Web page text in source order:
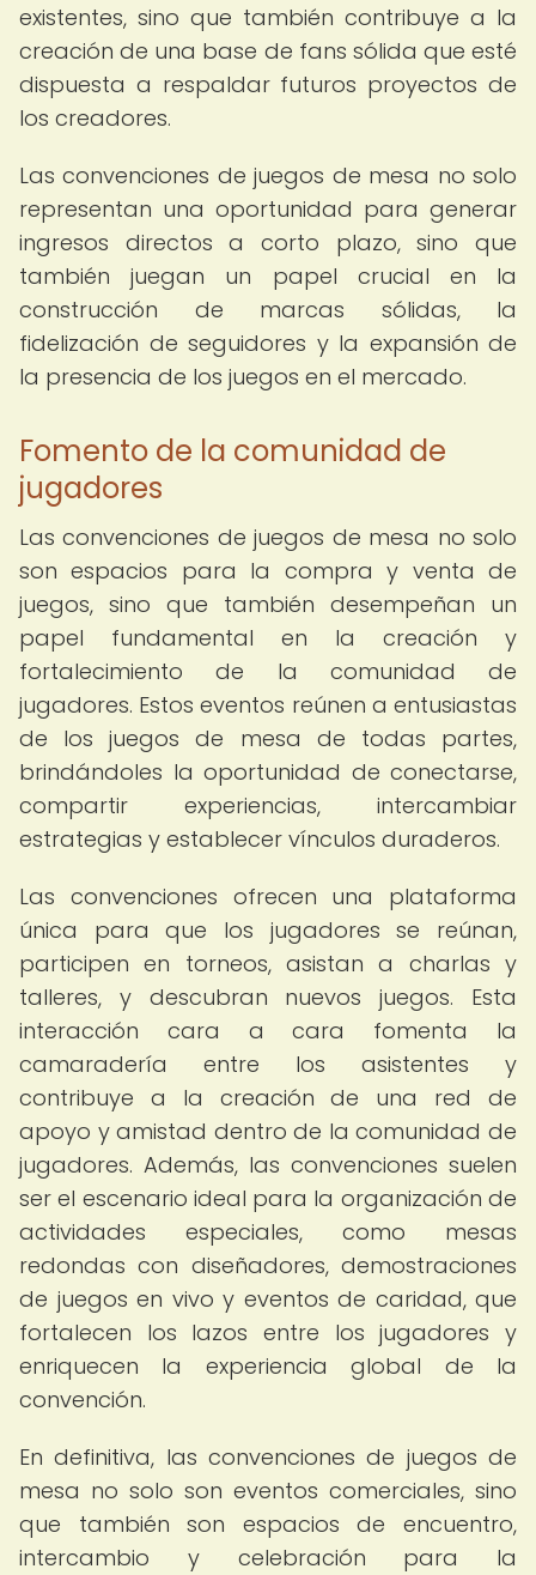
existentes, sino que también contribuye a la
creación de una base de fans sólida que esté
dispuesta a respaldar futuros proyectos de
los creadores.
Las convenciones de juegos de mesa no solo
representan una oportunidad para generar
ingresos directos a corto plazo, sino que
también juegan un papel crucial en la
construcción de marcas sólidas, la
fidelización de seguidores y la expansión de
la presencia de los juegos en el mercado.
Fomento de la comunidad de
jugadores
Las convenciones de juegos de mesa no solo
son espacios para la compra y venta de
juegos, sino que también desempeñan un
papel fundamental en la creación y
fortalecimiento de la comunidad de
jugadores. Estos eventos reúnen a entusiastas
de los juegos de mesa de todas partes,
brindándoles la oportunidad de conectarse,
compartir experiencias, intercambiar
estrategias y establecer vínculos duraderos.
Las convenciones ofrecen una plataforma
única para que los jugadores se reúnan,
participen en torneos, asistan a charlas y
talleres, y descubran nuevos juegos. Esta
interacción cara a cara fomenta la
camaradería entre los asistentes y
contribuye a la creación de una red de
apoyo y amistad dentro de la comunidad de
jugadores. Además, las convenciones suelen
ser el escenario ideal para la organización de
actividades especiales, como mesas
redondas con diseñadores, demostraciones
de juegos en vivo y eventos de caridad, que
fortalecen los lazos entre los jugadores y
enriquecen la experiencia global de la
convención.
En definitiva, las convenciones de juegos de
mesa no solo son eventos comerciales, sino
que también son espacios de encuentro,
intercambio y celebración para la